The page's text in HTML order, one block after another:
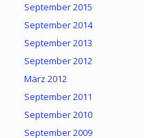
September 2015
September 2014
September 2013
September 2012
März 2012
September 2011
September 2010
September 2009